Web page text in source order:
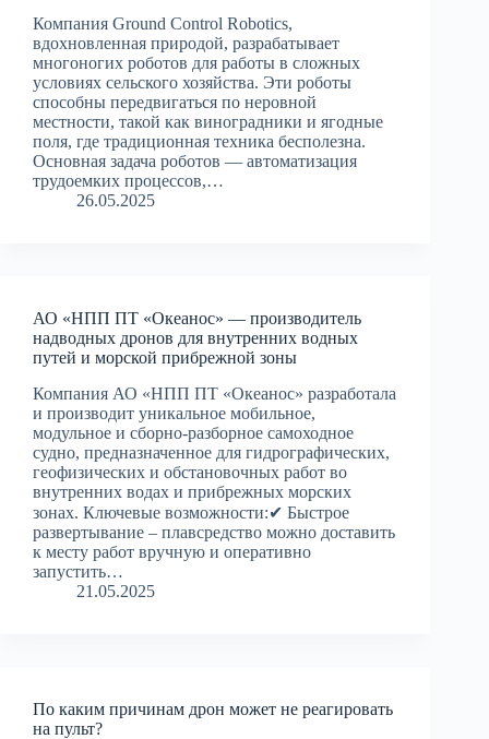
Компания Ground Control Robotics,
вдохновленная природой, разрабатывает
многоногих роботов для работы в сложных
условиях сельского хозяйства. Эти роботы
способны передвигаться по неровной
местности, такой как виноградники и ягодные
поля, где традиционная техника бесполезна.
Основная задача роботов — автоматизация
трудоемких процессов,…
26.05.2025
АО «НПП ПТ «Океанос» — производитель
надводных дронов для внутренних водных
путей и морской прибрежной зоны
Компания АО «НПП ПТ «Океанос» разработала
и производит уникальное мобильное,
модульное и сборно-разборное самоходное
судно, предназначенное для гидрографических,
геофизических и обстановочных работ во
внутренних водах и прибрежных морских
зонах. Ключевые возможности:✔ Быстрое
развертывание – плавсредство можно доставить
к месту работ вручную и оперативно
запустить…
21.05.2025
По каким причинам дрон может не реагировать
на пульт?